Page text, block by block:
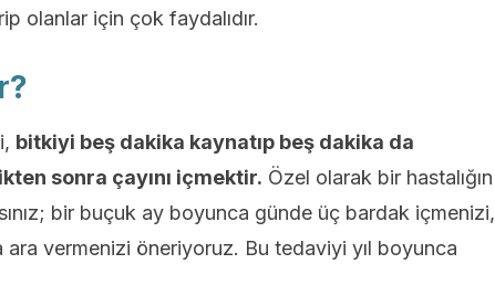
olanlar için çok faydalıdır.
bitkiyi beş dakika kaynatıp beş dakika da
sonra çayını içmektir. Özel olarak bir hastalığın
bir buçuk ay boyunca günde üç bardak içmenizi,
vermenizi öneriyoruz. Bu tedaviyi yıl boyunca